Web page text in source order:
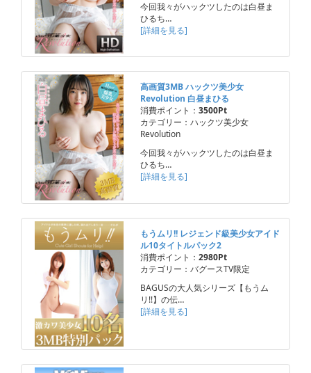
今回我々がハックツしたのは白昼ま
ひるち…
[詳細を見る]
高画質3MB ハックツ美少女
Revolution 白昼まひる
消費ポイント： 3500Pt
カテゴリー：ハックツ美少女
Revolution
今回我々がハックツしたのは白昼ま
ひるち…
[詳細を見る]
もうムリ!! レジェンド級美少女アイド
ル10タイトルパック2
消費ポイント： 2980Pt
カテゴリー：バグースTV限定
BAGUSの大人気シリーズ【もうム
リ!!】の伝…
[詳細を見る]